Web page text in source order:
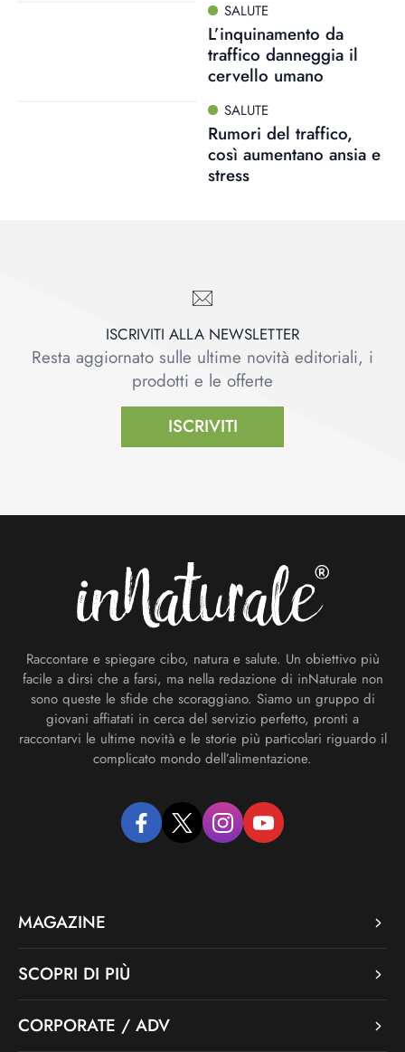
SALUTE
L’inquinamento da
traffico danneggia il
cervello umano
SALUTE
Rumori del traffico,
così aumentano ansia e
stress
ISCRIVITI ALLA NEWSLETTER
Resta aggiornato sulle ultime novità editoriali, i
prodotti e le offerte
ISCRIVITI
Raccontare e spiegare cibo, natura e salute. Un obiettivo più
facile a dirsi che a farsi, ma nella redazione di inNaturale non
sono queste le sfide che scoraggiano. Siamo un gruppo di
giovani affiatati in cerca del servizio perfetto, pronti a
raccontarvi le ultime novità e le storie più particolari riguardo il
complicato mondo dell’alimentazione.
facebooktwitter instagramyoutube
MAGAZINE
SCOPRI DI PIÙ
CORPORATE / ADV